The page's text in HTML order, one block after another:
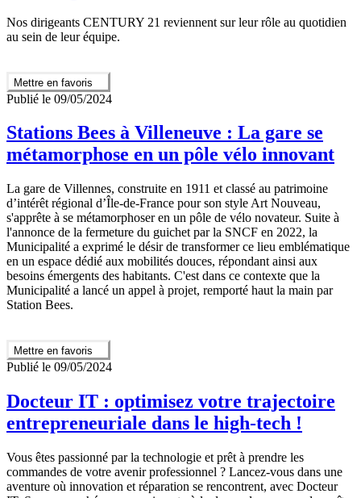
Nos dirigeants CENTURY 21 reviennent sur leur rôle au quotidien
au sein de leur équipe.
Mettre en favoris
Publié le 09/05/2024
Stations Bees à Villeneuve : La gare se
métamorphose en un pôle vélo innovant
La gare de Villennes, construite en 1911 et classé au patrimoine
d’intérêt régional d’Île-de-France pour son style Art Nouveau,
s'apprête à se métamorphoser en un pôle de vélo novateur. Suite à
l'annonce de la fermeture du guichet par la SNCF en 2022, la
Municipalité a exprimé le désir de transformer ce lieu emblématique
en un espace dédié aux mobilités douces, répondant ainsi aux
besoins émergents des habitants. C'est dans ce contexte que la
Municipalité a lancé un appel à projet, remporté haut la main par
Station Bees.
Mettre en favoris
Publié le 09/05/2024
Docteur IT : optimisez votre trajectoire
entrepreneuriale dans le high-tech !
Vous êtes passionné par la technologie et prêt à prendre les
commandes de votre avenir professionnel ? Lancez-vous dans une
aventure où innovation et réparation se rencontrent, avec Docteur